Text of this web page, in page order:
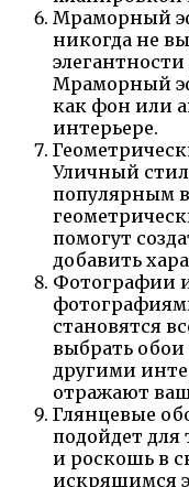
Мраморный
никогда не
Мраморный
как фон или
интерьере.
Уличный
популярным
помогут
добавить
Фотографии
становятся
выбрать
другими
отражают
Глянцевые
подойдет для
и роскошь в
искрящимся